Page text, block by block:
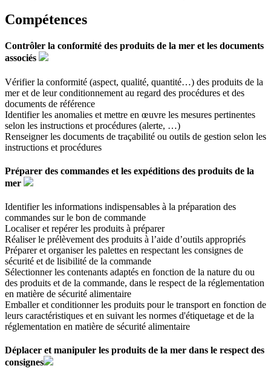
Compétences
Contrôler la conformité des produits de la mer et les documents
associés
Vérifier la conformité (aspect, qualité, quantité…) des produits de la
mer et de leur conditionnement au regard des procédures et des
documents de référence
Identifier les anomalies et mettre en œuvre les mesures pertinentes
selon les instructions et procédures (alerte, …)
Renseigner les documents de traçabilité ou outils de gestion selon les
instructions et procédures
Préparer des commandes et les expéditions des produits de la
mer
Identifier les informations indispensables à la préparation des
commandes sur le bon de commande
Localiser et repérer les produits à préparer
Réaliser le prélèvement des produits à l’aide d’outils appropriés
Préparer et organiser les palettes en respectant les consignes de
sécurité et de lisibilité de la commande
Sélectionner les contenants adaptés en fonction de la nature du ou
des produits et de la commande, dans le respect de la réglementation
en matière de sécurité alimentaire
Emballer et conditionner les produits pour le transport en fonction de
leurs caractéristiques et en suivant les normes d'étiquetage et de la
réglementation en matière de sécurité alimentaire
Déplacer et manipuler les produits de la mer dans le respect des
consignes